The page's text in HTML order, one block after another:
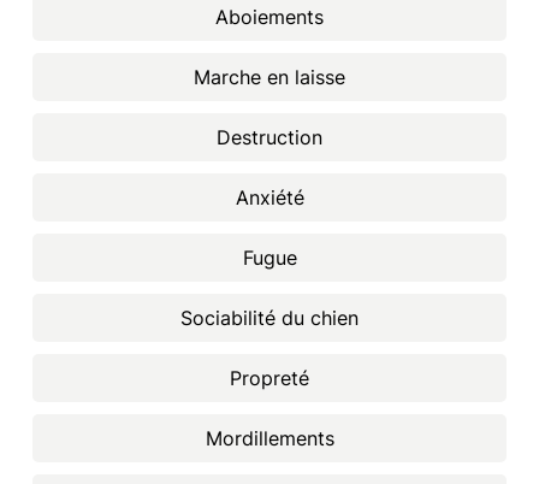
Aboiements
Marche en laisse
Destruction
Anxiété
Fugue
Sociabilité du chien
Propreté
Mordillements